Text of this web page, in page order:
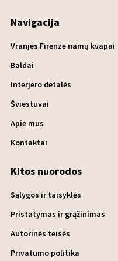
Navigacija
Vranjes Firenze namų kvapai
Baldai
Interjero detalės
Šviestuvai
Apie mus
Kontaktai
Kitos nuorodos
Sąlygos ir taisyklės
Pristatymas ir grąžinimas
Autorinės teisės
Privatumo politika